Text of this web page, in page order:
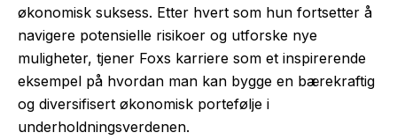
økonomisk suksess. Etter hvert som hun fortsetter å
navigere potensielle risikoer og utforske nye
muligheter, tjener Foxs karriere som et inspirerende
eksempel på hvordan man kan bygge en bærekraftig
og diversifisert økonomisk portefølje i
underholdningsverdenen.